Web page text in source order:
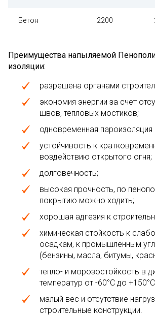
Бетон 2200
Преимущества напыляемой
изоляции:
разрешена органами
экономия энергии за счет
швов, тепловых мостиков;
одновременная пароизоляция
устойчивость к
воздействию открытого огня;
долговечность;
высокая прочность, по
покрытию можно ходить;
хорошая адгезия к
химическая стойкость к
осадкам, к промышленным
(бензины, масла, битумы,
тепло- и морозостойкость в
температур от -60°С до
малый вес и отсутствие
строительные конструкции.